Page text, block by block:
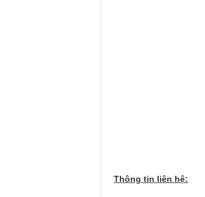
Thông tin liên hệ: